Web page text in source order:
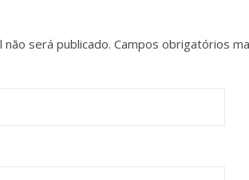
será publicado. Campos obrigatórios